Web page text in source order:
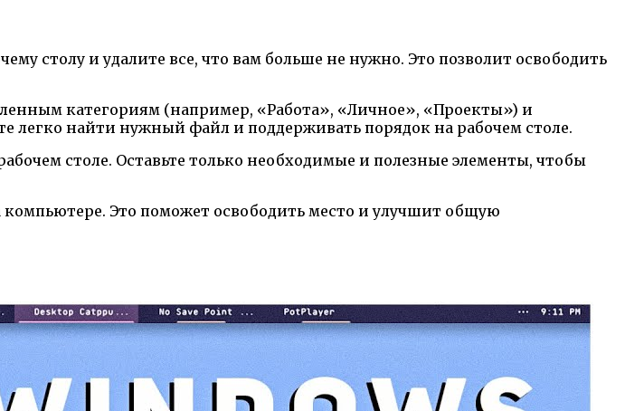
столу и удалите все, что вам больше не нужно. Это позволит освободить
категориям (например, «Работа», «Личное», «Проекты») и
найти нужный файл и поддерживать порядок на рабочем столе.
столе. Оставьте только необходимые и полезные элементы, чтобы
Это поможет освободить место и улучшит общую